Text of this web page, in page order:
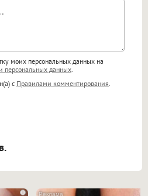
<em>, <s>, <big>,
<pre>, <ul>, <ol>, <li>,
экранирует HTML,
становятся
img] будет
моих персональных данных на
персональных данных.
с Правилами комментирования.
i